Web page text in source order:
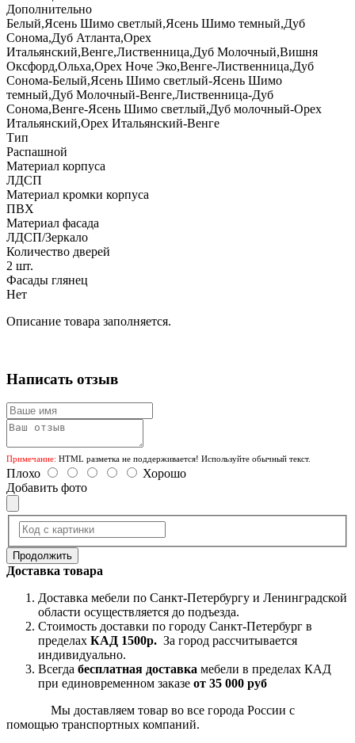
Дополнительно
Белый,Ясень Шимо светлый,Ясень Шимо темный,Дуб
Сонома,Дуб Атланта,Орех
Итальянский,Венге,Лиственница,Дуб Молочный,Вишня
Оксфорд,Ольха,Орех Ноче Эко,Венге-Лиственница,Дуб
Сонома-Белый,Ясень Шимо светлый-Ясень Шимо
темный,Дуб Молочный-Венге,Лиственница-Дуб
Сонома,Венге-Ясень Шимо светлый,Дуб молочный-Орех
Итальянский,Орех Итальянский-Венге
Тип
Распашной
Материал корпуса
ЛДСП
Материал кромки корпуса
ПВХ
Материал фасада
ЛДСП/Зеркало
Количество дверей
2 шт.
Фасады глянец
Нет
Описание товара заполняется.
Написать отзыв
Примечание: HTML разметка не поддерживается! Используйте обычный текст.
Плохо
Хорошо
Добавить фото
Продолжить
Доставка товара
Доставка мебели по Санкт-Петербургу и Ленинградской
области осуществляется до подъезда.
Стоимость доставки по городу Санкт-Петербург в
пределах КАД 1500р. За город рассчитывается
индивидуально.
Всегда бесплатная доставка мебели в пределах КАД
при единовременном заказе от 35 000 руб
Мы доставляем товар во все города России с
помощью транспортных компаний.